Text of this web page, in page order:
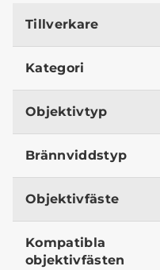
Tillverkare
Kategori
Objektivtyp
Brännviddstyp
Objektivfäste
Kompatibla
objektivfästen